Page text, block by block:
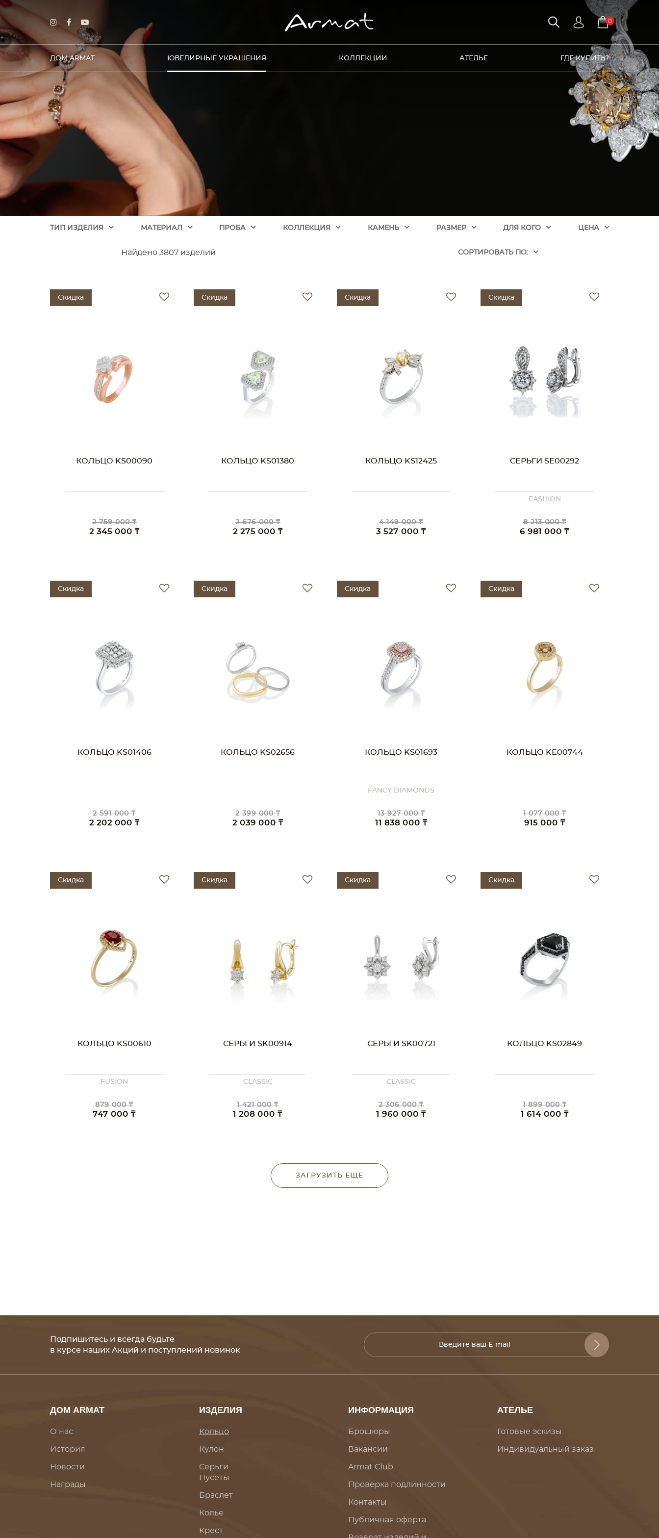
0
ДОМ ARMAT ЮВЕЛИРНЫЕ УКРАШЕНИЯ КОЛЛЕКЦИИ АТЕЛЬЕ ГДЕ КУПИТЬ?
ТИП ИЗДЕЛИЯ МАТЕРИАЛ ПРОБА КОЛЛЕКЦИЯ КАМЕНЬ РАЗМЕР ДЛЯ КОГО ЦЕНА
Найдено 3807 изделий CОРТИРОВАТЬ ПО:
Скидка
КОЛЬЦО KS00090
2 759 000 ₸
2 345 000 ₸
Скидка
КОЛЬЦО KS01380
2 676 000 ₸
2 275 000 ₸
Скидка
КОЛЬЦО KS12425
4 149 000 ₸
3 527 000 ₸
Скидка
СЕРЬГИ SE00292
FASHION
8 213 000 ₸
6 981 000 ₸
Скидка
КОЛЬЦО KS01406
2 591 000 ₸
2 202 000 ₸
Скидка
КОЛЬЦО KS02656
2 399 000 ₸
2 039 000 ₸
Скидка
КОЛЬЦО KS01693
FANCY DIAMONDS
13 927 000 ₸
11 838 000 ₸
Скидка
КОЛЬЦО KE00744
1 077 000 ₸
915 000 ₸
Скидка
КОЛЬЦО KS00610
FUSION
879 000 ₸
747 000 ₸
Скидка
СЕРЬГИ SK00914
CLASSIC
1 421 000 ₸
1 208 000 ₸
Скидка
СЕРЬГИ SK00721
CLASSIC
2 306 000 ₸
1 960 000 ₸
Скидка
КОЛЬЦО KS02849
1 899 000 ₸
1 614 000 ₸
ЗАГРУЗИТЬ ЕЩЕ
Подпишитесь и всегда будьте
в курсе наших Акций и поступлений новинок
ДОМ ARMAT
О нас
История
Новости
Награды
ИЗДЕЛИЯ
Кольцо
Кулон
Серьги
Пусеты
Браслет
Колье
Крест
ИНФОРМАЦИЯ
Брошюры
Вакансии
Armat Club
Проверка подлинности
Контакты
Публичная оферта
АТЕЛЬЕ
Готовые эскизы
Индивидуальный заказ